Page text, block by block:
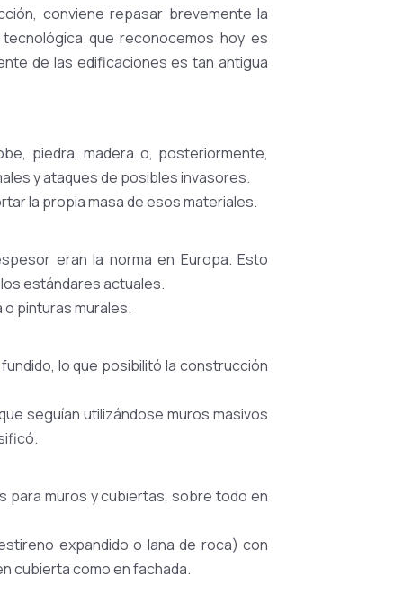
conviene repasar brevemente la
que reconocemos hoy es
de las edificaciones es tan antigua
piedra, madera o, posteriormente,
y ataques de posibles invasores.
la propia masa de esos materiales.
eran la norma en Europa. Esto
estándares actuales.
pinturas murales.
lo que posibilitó la construcción
seguían utilizándose muros masivos
para muros y cubiertas, sobre todo en
expandido o lana de roca) con
cubierta como en fachada.